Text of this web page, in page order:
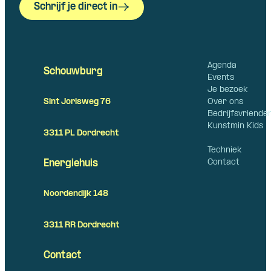
Schrijf je direct in
Agenda
Events
Je bezoek
Over ons
Kunstmin Kids
Techniek
Contact
Schouwburg
Sint Jorisweg 76
3311 PL Dordrecht
Energiehuis
Noordendijk 148
3311 RR Dordrecht
Contact